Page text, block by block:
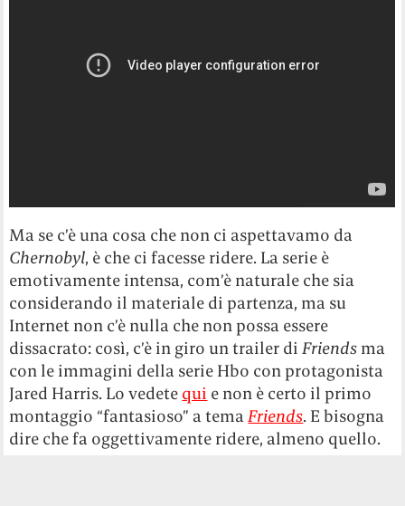
Ma se c’è una cosa che non ci aspettavamo da
Chernobyl, è che ci facesse ridere. La serie è
emotivamente intensa, com’è naturale che sia
considerando il materiale di partenza, ma su
Internet non c’è nulla che non possa essere
dissacrato: così, c’è in giro un trailer diFriends ma
con le immagini della serie Hbo con protagonista
Jared Harris. Lo vedete qui e non è certo il primo
montaggio “fantasioso” a temaFriends. E bisogna
dire che fa oggettivamente ridere, almeno quello.